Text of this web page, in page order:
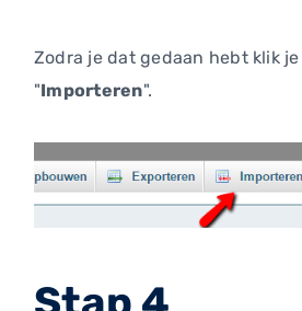
Zodra je dat gedaan hebt klik
"Importeren".